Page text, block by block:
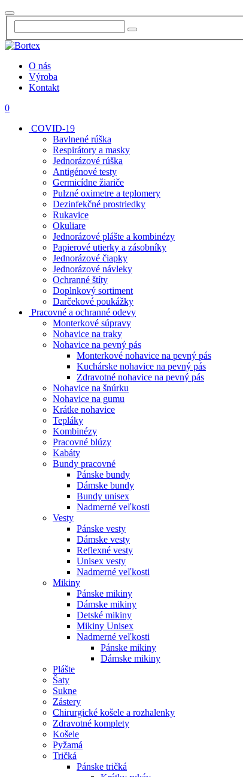
O nás
Výroba
Kontakt
0
COVID-19
Bavlnené rúška
Respirátory a masky
Jednorázové rúška
Antigénové testy
Germicídne žiariče
Pulzné oximetre a teplomery
Dezinfekčné prostriedky
Rukavice
Okuliare
Jednorázové plášte a kombinézy
Papierové utierky a zásobníky
Jednorázové čiapky
Jednorázové návleky
Ochranné štíty
Doplnkový sortiment
Darčekové poukážky
Pracovné a ochranné odevy
Monterkové súpravy
Nohavice na traky
Nohavice na pevný pás
Monterkové nohavice na pevný pás
Kuchárske nohavice na pevný pás
Zdravotné nohavice na pevný pás
Nohavice na šnúrku
Nohavice na gumu
Krátke nohavice
Tepláky
Kombinézy
Pracovné blúzy
Kabáty
Bundy pracovné
Pánske bundy
Dámske bundy
Bundy unisex
Nadmerné veľkosti
Vesty
Pánske vesty
Dámske vesty
Reflexné vesty
Unisex vesty
Nadmerné veľkosti
Mikiny
Pánske mikiny
Dámske mikiny
Detské mikiny
Mikiny Unisex
Nadmerné veľkosti
Pánske mikiny
Dámske mikiny
Plášte
Šaty
Sukne
Zástery
Chirurgické košele a rozhalenky
Zdravotné komplety
Košele
Pyžamá
Tričká
Pánske tričká